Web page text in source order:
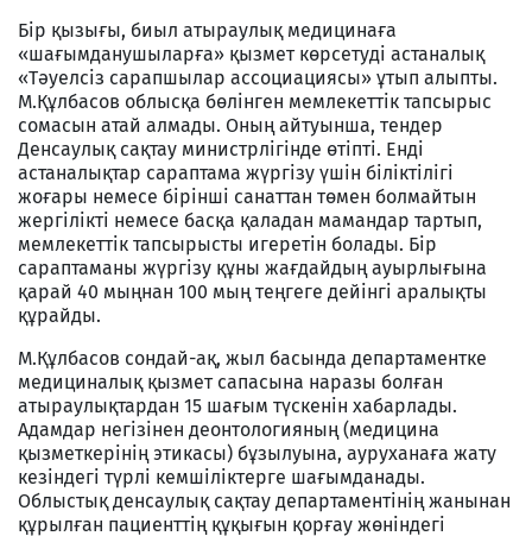
Бір қызығы, биыл атыраулық медицинаға
«шағымданушыларға» қызмет көрсетуді астаналық
«Тәуелсіз сарапшылар ассоциациясы» ұтып алыпты.
М.Құлбасов облысқа бөлінген мемлекеттік тапсырыс
сомасын атай алмады. Оның айтуынша, тендер
Денсаулық сақтау министрлігінде өтіпті. Енді
астаналықтар сараптама жүргізу үшін біліктілігі
жоғары немесе бірінші санаттан төмен болмайтын
жергілікті немесе басқа қаладан мамандар тартып,
мемлекеттік тапсырысты игеретін болады. Бір
сараптаманы жүргізу құны жағдайдың ауырлығына
қарай 40 мыңнан 100 мың теңгеге дейінгі аралықты
құрайды.
М.Құлбасов сондай-ақ, жыл басында департаментке
медициналық қызмет сапасына наразы болған
атыраулықтардан 15 шағым түскенін хабарлады.
Адамдар негізінен деонтологияның (медицина
қызметкерінің этикасы) бұзылуына, ауруханаға жату
кезіндегі түрлі кемшіліктерге шағымданады.
Облыстық денсаулық сақтау департаментінің жанынан
құрылған пациенттің құқығын қорғау жөніндегі